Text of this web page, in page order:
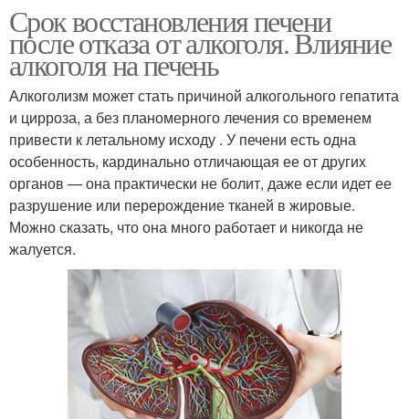
Срок восстановления печени
после отказа от алкоголя. Влияние
алкоголя на печень
Алкоголизм может стать причиной алкогольного гепатита
и цирроза, а без планомерного лечения со временем
привести к летальному исходу . У печени есть одна
особенность, кардинально отличающая ее от других
органов — она практически не болит, даже если идет ее
разрушение или перерождение тканей в жировые.
Можно сказать, что она много работает и никогда не
жалуется.